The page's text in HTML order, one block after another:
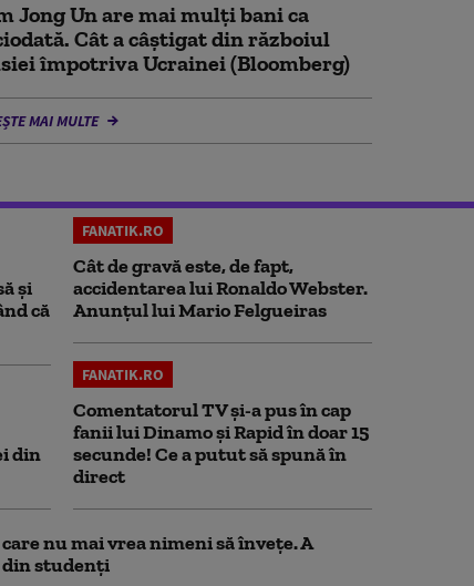
Jong Un are mai mulți bani ca
Cât a câștigat din războiul
împotriva Ucrainei (Bloomberg)
MAI MULTE
și
că
FANATIK.RO
Cât de gravă este, de fapt,
accidentarea lui Ronaldo Webster.
Anunțul lui Mario Felgueiras
din
FANATIK.RO
Comentatorul TV și-a pus în cap
fanii lui Dinamo și Rapid în doar 15
secunde! Ce a putut să spună în
direct
nu mai vrea nimeni să înveţe. A
studenţi